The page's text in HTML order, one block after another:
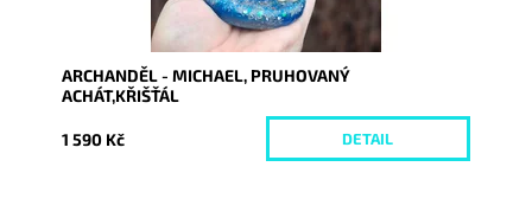
ARCHANDĚL - MICHAEL, PRUHOVANÝ
ACHÁT,KŘIŠŤÁL
1 590 Kč DETAIL